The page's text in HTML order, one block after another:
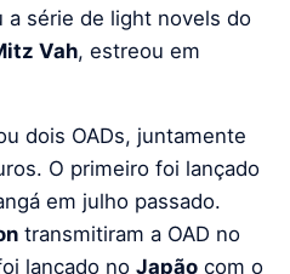
a série de light novels do
Vah, estreou em
dois OADs, juntamente
O primeiro foi lançado
em julho passado.
transmitiram a OAD no
lançado no Japão com o